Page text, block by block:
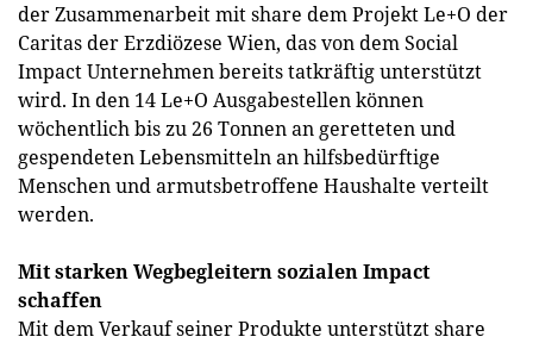
der Zusammenarbeit mit share dem Projekt Le+O der
Caritas der Erzdiözese Wien, das von dem Social
Impact Unternehmen bereits tatkräftig unterstützt
wird. In den 14 Le+O Ausgabestellen können
wöchentlich bis zu 26 Tonnen an geretteten und
gespendeten Lebensmitteln an hilfsbedürftige
Menschen und armutsbetroffene Haushalte verteilt
werden.
Mit starken Wegbegleitern sozialen Impact
schaffen
Mit dem Verkauf seiner Produkte unterstützt share